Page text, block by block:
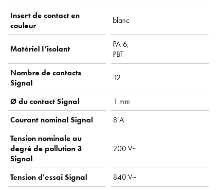
Insert de contact en
couleur
blanc
Matériel l’isolant
PA 6,
PBT
Nombre de contacts
Signal
12
Ø du contact Signal
1 mm
Courant nominal Signal
8 A
Tension nominale au
degré de pollution 3
Signal
200 V~
Tension d'essai Signal
840 V~